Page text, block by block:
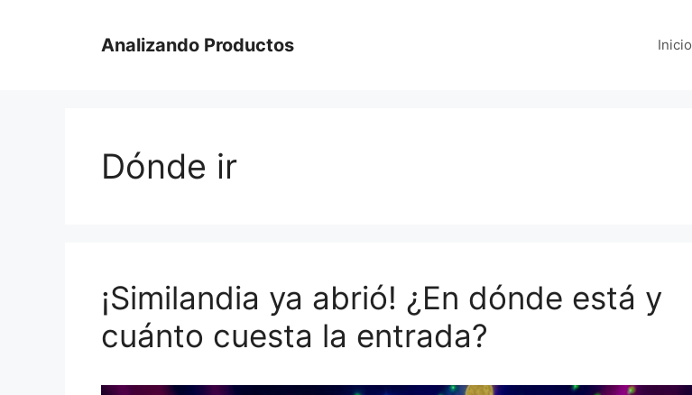
Analizando Productos Inicio
Dónde ir
¡Similandia ya abrió! ¿En dónde está y
cuánto cuesta la entrada?